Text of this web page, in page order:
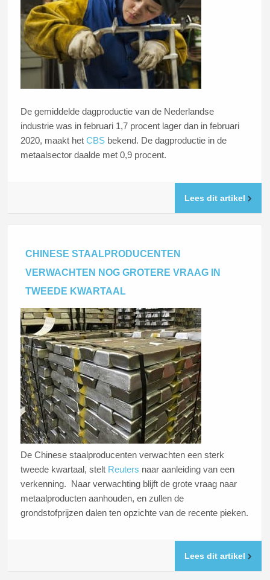
De gemiddelde dagproductie van de Nederlandse
industrie was in februari 1,7 procent lager dan in februari
2020, maakt hetCBS bekend. De dagproductie in de
metaalsector daalde met 0,9 procent.
Lees dit artikel
CHINESE STAALPRODUCENTEN
VERWACHTEN NOG GROTERE VRAAG IN
TWEEDE KWARTAAL
De Chinese staalproducenten verwachten een sterk
tweede kwartaal, stelt Reuters naar aanleiding van een
verkenning. Naar verwachting blijft de grote vraag naar
metaalproducten aanhouden, en zullen de
grondstofprijzen dalen ten opzichte van de recente pieken.
Lees dit artikel